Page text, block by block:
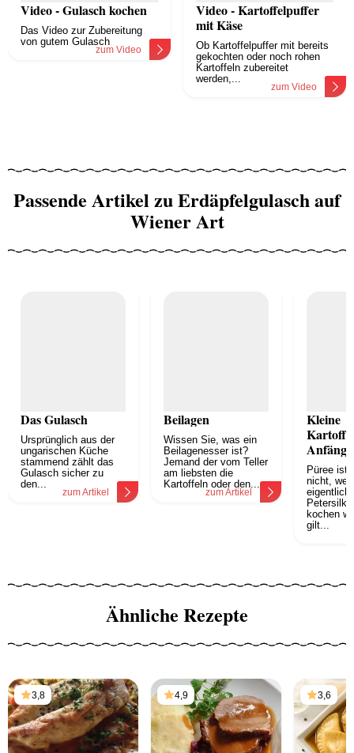
Video - Gulasch kochen
Das Video zur Zubereitung
von gutem Gulasch
zum Video
Video - Kartoffelpuffer
mit Käse
Ob Kartoffelpuffer mit bereits
gekochten oder noch rohen
Kartoffeln zubereitet
werden,...
zum Video
Passende Artikel zu Erdäpfelgulasch auf
Wiener Art
Das Gulasch
Ursprünglich aus der
ungarischen Küche
stammend zählt das
Gulasch sicher zu
den...
zum Artikel
Beilagen
Wissen Sie, was ein
Beilagenesser ist?
Jemand der vom Teller
am liebsten die
Kartoffeln oder den...
zum Artikel
Kleine
Püree ist
nicht,
eigentlich
kochen
gilt...
Ähnliche Rezepte
3,8 4,9 3,6